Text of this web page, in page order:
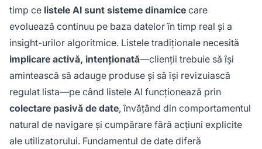
timp ce listele AI sunt sisteme dinamice care
evoluează continuu pe baza datelor în timp real și a
insight-urilor algoritmice. Listele tradiționale necesită
implicare activă, intenționată—clienții trebuie să își
amintească să adauge produse și să își revizuiască
regulat lista—pe când listele AI funcționează prin
colectare pasivă de date, învățând din comportamentul
natural de navigare și cumpărare fără acțiuni explicite
ale utilizatorului. Fundamentul de date diferă